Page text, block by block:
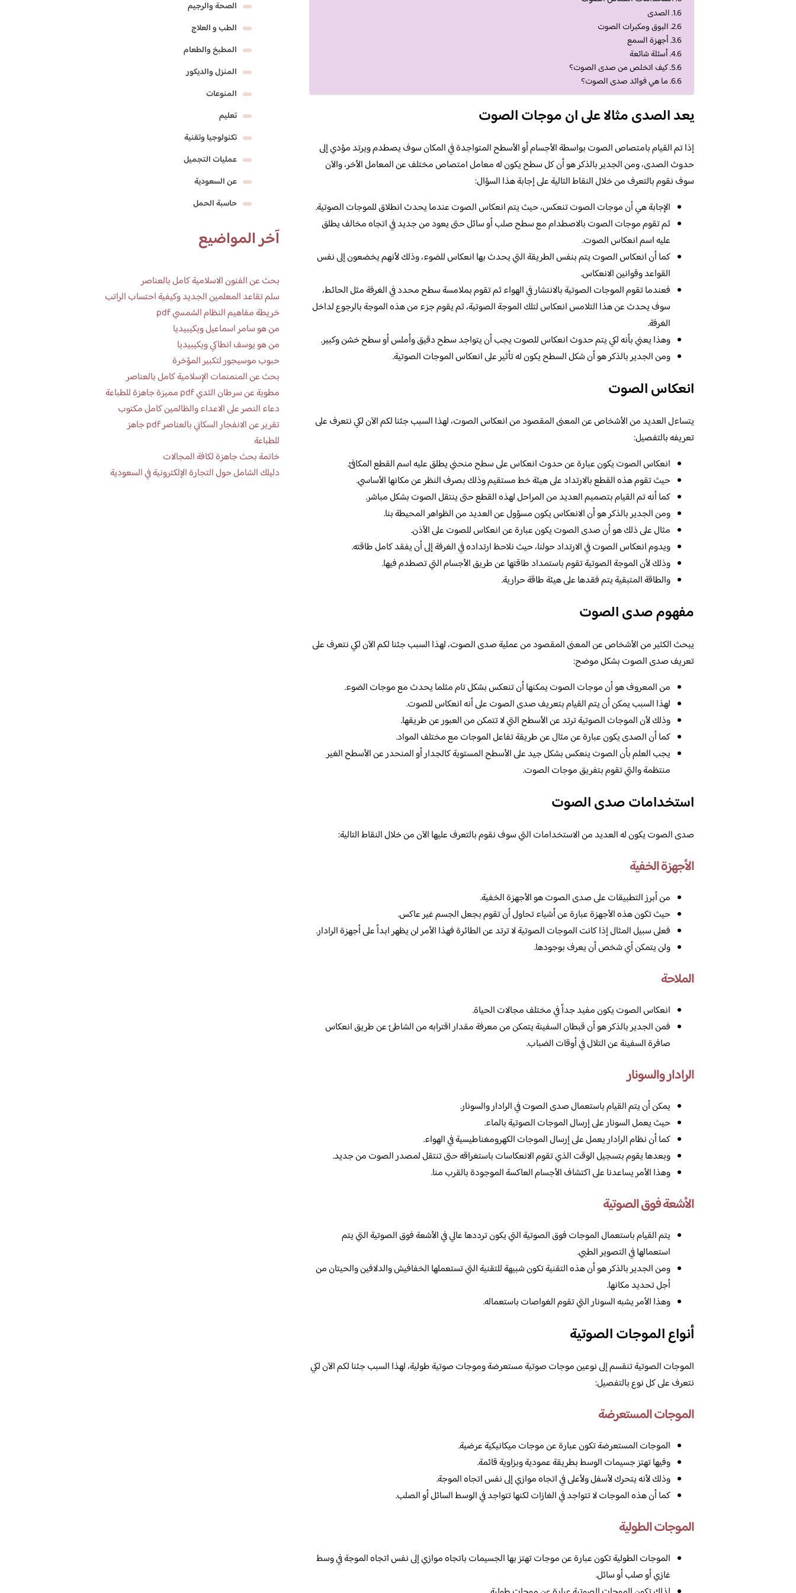
الصدى
البوق ومكبرات الصوت
أجهزة السمع
أسئلة شائعة
كيف اتخلص من صدى الصوت؟
ما هي فوائد صدى الصوت؟
يعد الصدى مثالا على ان موجات الصوت
إذا تم القيام بامتصاص الصوت بواسطة الأجسام أو الأسطح المتواجدة في المكان سوف يصطدم ويرتد مؤدي إلى
حدوث الصدى، ومن الجدير بالذكر هو أن كل سطح يكون له معامل امتصاص مختلف عن المعامل الأخر، والآن
سوف نقوم بالتعرف من خلال النقاط التالية على إجابة هذا السؤال:
الإجابة هي أن موجات الصوت تنعكس، حيث يتم انعكاس الصوت عندما يحدث انطلاق للموجات الصوتية.
ثم تقوم موجات الصوت بالاصطدام مع سطح صلب أو سائل حتى يعود من جديد في اتجاه مخالف يطلق
عليه اسم انعكاس الصوت.
كما أن انعكاس الصوت يتم بنفس الطريقة التي يحدث بها انعكاس للضوء، وذلك لأنهم يخضعون إلى نفس
القواعد وقوانين الانعكاس.
فعندما تقوم الموجات الصوتية بالانتشار في الهواء ثم تقوم بملامسة سطح محدد في الغرفة مثل الحائط،
سوف يحدث عن هذا التلامس انعكاس لتلك الموجة الصوتية، ثم يقوم جزء من هذه الموجة بالرجوع لداخل
الغرفة.
وهذا يعني بأنه لكي يتم حدوث انعكاس للصوت يجب أن يتواجد سطح دقيق وأملس أو سطح خشن وكبير.
ومن الجدير بالذكر هو أن شكل السطح يكون له تأثير على انعكاس الموجات الصوتية.
انعكاس الصوت
يتساءل العديد من الأشخاص عن المعنى المقصود من انعكاس الصوت، لهذا السبب جئنا لكم الآن لكي نتعرف على
تعريفه بالتفصيل:
انعكاس الصوت يكون عبارة عن حدوث انعكاس على سطح منحني يطلق عليه اسم القطع المكافئ.
حيث تقوم هذه القطع بالارتداد على هيئة خط مستقيم وذلك بصرف النظر عن مكانها الأساسي.
كما أنه تم القيام بتصميم العديد من المراحل لهذه القطع حتى ينتقل الصوت بشكل مباشر.
ومن الجدير بالذكر هو أن الانعكاس يكون مسؤول عن العديد من الظواهر المحيطة بنا.
مثال على ذلك هو أن صدى الصوت يكون عبارة عن انعكاس للصوت على الأذن.
ويدوم انعكاس الصوت في الارتداد حولنا، حيث نلاحظ ارتداده في الغرفة إلى أن يفقد كامل طاقته.
وذلك لأن الموجة الصوتية تقوم باستمداد طاقتها عن طريق الأجسام التي تصطدم فيها.
والطاقة المتبقية يتم فقدها على هيئة طاقة حرارية.
مفهوم صدى الصوت
يبحث الكثير من الأشخاص عن المعنى المقصود من عملية صدى الصوت، لهذا السبب جئنا لكم الآن لكي نتعرف على
تعريف صدى الصوت بشكل موضح:
من المعروف هو أن موجات الصوت يمكنها أن تنعكس بشكل تام مثلما يحدث مع موجات الضوء.
لهذا السبب يمكن أن يتم القيام بتعريف صدى الصوت على أنه انعكاس للصوت.
وذلك لأن الموجات الصوتية ترتد عن الأسطح التي لا تتمكن من العبور عن طريقها.
كما أن الصدى يكون عبارة عن مثال عن طريقة تفاعل الموجات مع مختلف المواد.
يجب العلم بأن الصوت ينعكس بشكل جيد على الأسطح المستوية كالجدار أو المنحدر عن الأسطح الغير
منتظمة والتي تقوم بتفريق موجات الصوت.
استخدامات صدى الصوت
صدى الصوت يكون له العديد من الاستخدامات التي سوف نقوم بالتعرف عليها الآن من خلال النقاط التالية:
الأجهزة الخفية
من أبرز التطبيقات على صدى الصوت هو الأجهزة الخفية.
حيث تكون هذه الأجهزة عبارة عن أشياء تحاول أن تقوم بجعل الجسم غير عاكس.
فعلى سبيل المثال إذا كانت الموجات الصوتية لا ترتد عن الطائرة فهذا الأمر لن يظهر ابداً على أجهزة الرادار.
ولن يتمكن أي شخص أن يعرف بوجودها.
الملاحة
انعكاس الصوت يكون مفيد جداً في مختلف مجالات الحياة.
فمن الجدير بالذكر هو أن قبطان السفينة يتمكن من معرفة مقدار اقترابه من الشاطئ عن طريق انعكاس
صافرة السفينة عن التلال في أوقات الضباب.
الرادار والسونار
يمكن أن يتم القيام باستعمال صدى الصوت في الرادار والسونار.
حيث يعمل السونار على إرسال الموجات الصوتية بالماء.
كما أن نظام الرادار يعمل على إرسال الموجات الكهرومغناطيسية في الهواء.
وبعدها يقوم بتسجيل الوقت الذي تقوم الانعكاسات باستغراقه حتى تنتقل لمصدر الصوت من جديد.
وهذا الأمر يساعدنا على اكتشاف الأجسام العاكسة الموجودة بالقرب منا.
الأشعة فوق الصوتية
يتم القيام باستعمال الموجات فوق الصوتية التي يكون ترددها عالي في الأشعة فوق الصوتية التي يتم
استعمالها في التصوير الطبي.
ومن الجدير بالذكر هو أن هذه التقنية تكون شبيهة للتقنية التي تستعملها الخفافيش والدلافين والحيتان من
أجل تحديد مكانها.
وهذا الأمر يشبه السونار التي تقوم الغواصات باستعماله.
أنواع الموجات الصوتية
الموجات الصوتية تنقسم إلى نوعين موجات صوتية مستعرضة وموجات صوتية طولية، لهذا السبب جئنا لكم الآن لكي
نتعرف على كل نوع بالتفصيل:
الموجات المستعرضة
الموجات المستعرضة تكون عبارة عن موجات ميكانيكية عرضية.
وفيها تهتز جسيمات الوسط بطريقة عمودية وبزاوية قائمة.
وذلك لأنه يتحرك لأسفل ولأعلى في اتجاه موازي إلى نفس اتجاه الموجة.
كما أن هذه الموجات لا تتواجد في الغازات لكنها تتواجد في الوسط السائل أو الصلب.
الموجات الطولية
الموجات الطولية تكون عبارة عن موجات تهتز بها الجسيمات باتجاه موازي إلى نفس اتجاه الموجة في وسط
غازي أو صلب أو سائل.
الصحة والرجيم
الطب و العلاج
المطبخ والطعام
المنزل والديكور
المنوعات
تعليم
تكنولوجيا وتقنية
عمليات التجميل
عن السعودية
حاسبة الحمل
آخر المواضيع
بحث عن الفنون الاسلامية كامل بالعناصر
سلم تقاعد المعلمين الجديد وكيفية احتساب الراتب
خريطة مفاهيم النظام الشمسي pdf
من هو سامر اسماعيل ويكيبيديا
من هو يوسف انطاكي ويكيبيديا
حبوب موسيجور لتكبير المؤخرة
بحث عن المنمنمات الإسلامية كامل بالعناصر
مطوية عن سرطان الثدي pdf مميزة جاهزة للطباعة
دعاء النصر على الاعداء والظالمين كامل مكتوب
تقرير عن الانفجار السكاني بالعناصر pdf جاهز
للطباعة
خاتمة بحث جاهزة لكافة المجالات
دليلك الشامل حول التجارة الإلكترونية في السعودية